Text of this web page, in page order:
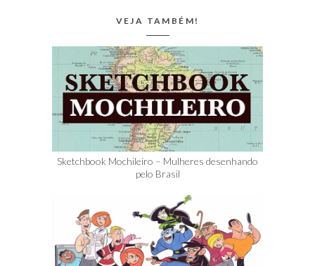
VEJA TAMBÉM!
Sketchbook Mochileiro – Mulheres desenhando
pelo Brasil